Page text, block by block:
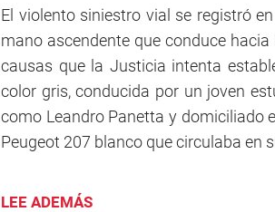
El violento siniestro vial se registró
mano ascendente que conduce
causas que la Justicia intenta
color gris, conducida por un joven
como Leandro Panetta y domiciliado
Peugeot 207 blanco que circulaba en
LEE ADEMÁS